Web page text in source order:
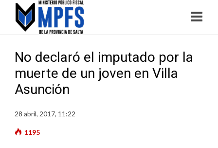
No declaró el imputado por la
muerte de un joven en Villa
Asunción
28 abril, 2017, 11:22
1195